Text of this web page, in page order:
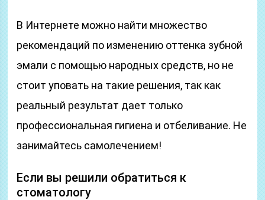
В Интернете можно найти множество
рекомендаций по изменению оттенка зубной
эмали с помощью народных средств, но не
стоит уповать на такие решения, так как
реальный результат дает только
профессиональная гигиена и отбеливание. Не
занимайтесь самолечением!
Если вы решили обратиться к
стоматологу